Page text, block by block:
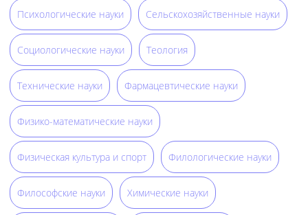
Психологические науки Сельскохозяйственные науки
Социологические науки Теология
Технические науки Фармацевтические науки
Физико-математические науки
Физическая культура и спорт Филологические науки
Философские науки Химические науки